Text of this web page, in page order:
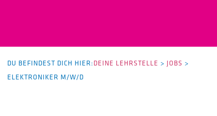
DU BEFINDEST DICH HIER:DEINE LEHRSTELLE > JOBS >
ELEKTRONIKER M/W/D